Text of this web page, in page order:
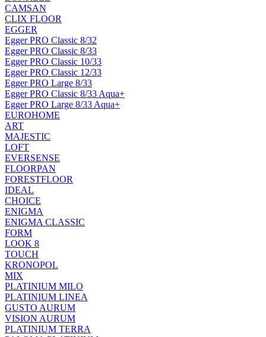
CAMSAN
CLIX FLOOR
EGGER
Egger PRO Classic 8/32
Egger PRO Classic 8/33
Egger PRO Classic 10/33
Egger PRO Classic 12/33
Egger PRO Large 8/33
Egger PRO Classic 8/33 Aqua+
Egger PRO Large 8/33 Aqua+
EUROHOME
ART
MAJESTIC
LOFT
EVERSENSE
FLOORPAN
FORESTFLOOR
IDEAL
CHOICE
ENIGMA
ENIGMA CLASSIC
FORM
LOOK 8
TOUCH
KRONOPOL
MIX
PLATINIUM MILO
PLATINIUM LINEA
GUSTO AURUM
VISION AURUM
PLATINIUM TERRA